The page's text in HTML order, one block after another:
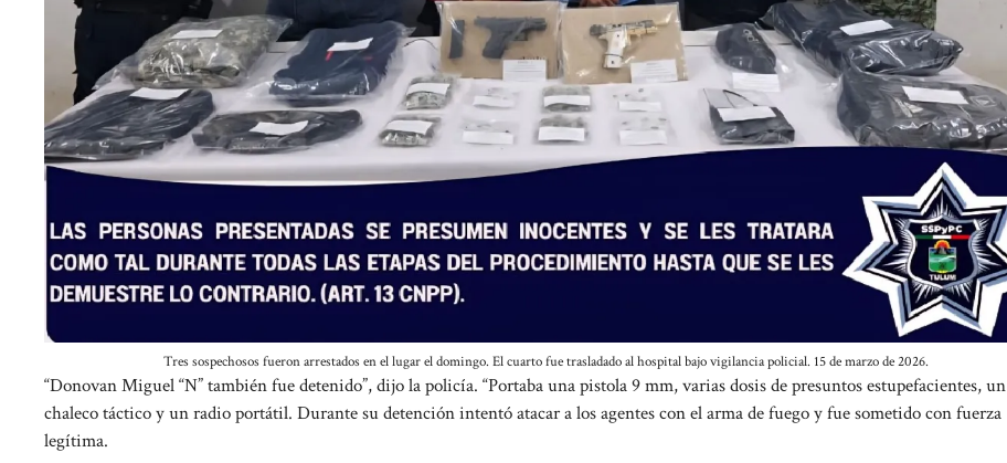
Tres sospechosos fueron arrestados en el lugar el domingo. El cuarto fue trasladado al hospital bajo vigilancia policial. 15 de marzo de 2026.
“Donovan Miguel “N” también fue detenido”, dijo la policía. “Portaba una pistola 9 mm, varias dosis de presuntos estupefacientes, un
chaleco táctico y un radio portátil. Durante su detención intentó atacar a los agentes con el arma de fuego y fue sometido con fuerza
legítima.